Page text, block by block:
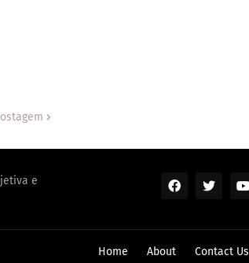
e
Home About Contact Us